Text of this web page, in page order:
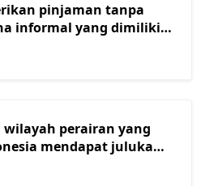
pinjaman tanpa
informal yang dimiliki
muslim di kota
perairan yang
mendapat julukan